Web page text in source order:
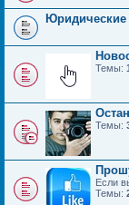
Юридические
Темы:
Темы:
Если
Темы: